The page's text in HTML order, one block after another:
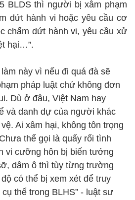
BLDS thì người bị xâm phạm
dứt hành vi hoặc yêu cầu cơ
chấm dứt hành vi, yêu cầu xử
hại…”.
này vì nếu đi quá đà sẽ
pháp luật chứ không đơn
Dù ở đâu, Việt Nam hay
và danh dự của người khác
Ai xâm hại, không tôn trọng
thể gọi là quấy rối tình
vi cưỡng hôn bị biến tướng
dâm ô thì tùy từng trường
có thể bị xem xét để truy
thể trong BLHS” - luật sư